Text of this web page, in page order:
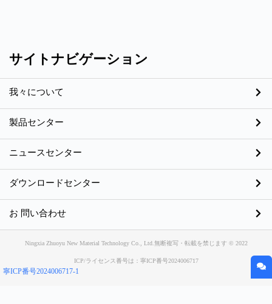
サイトナビゲーション
我々について
製品センター
ニュースセンター
ダウンロードセンター
お 問い合わせ
Ningxia Zhuoyu New Material Technology Co., Ltd.無断複写・転載を禁じます © 2022
ICP/ライセンス番号は：寧ICP番号2024006717
寧ICP番号2024006717-1